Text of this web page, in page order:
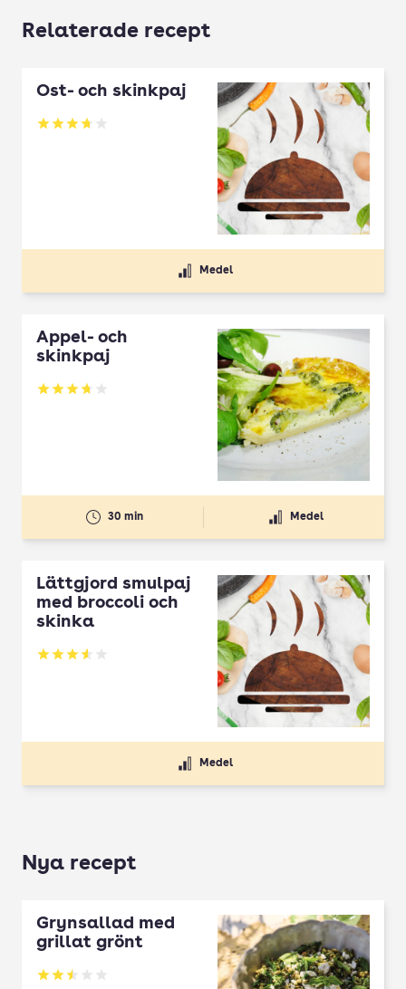
Relaterade recept
Ost- och skinkpaj
Betyg: 3.71 av 5
Medel
Äppel- och
skinkpaj
Betyg: 3.75 av 5
30 min Medel
Lättgjord smulpaj
med broccoli och
skinka
Betyg: 3.6 av 5
Medel
Nya recept
Grynsallad med
grillat grönt
Betyg: 2.5 av 5